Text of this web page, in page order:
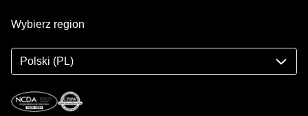
Wybierz region
Polski (PL)